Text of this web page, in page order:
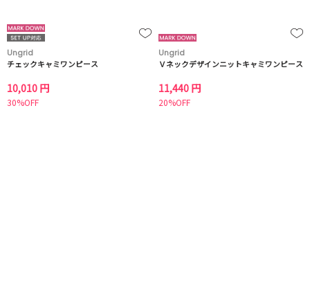
Ungrid
チェックキャミワンピース
10,010 円
30%OFF
Ungrid
Ｖネックデザインニットキャミワンピース
11,440 円
20%OFF